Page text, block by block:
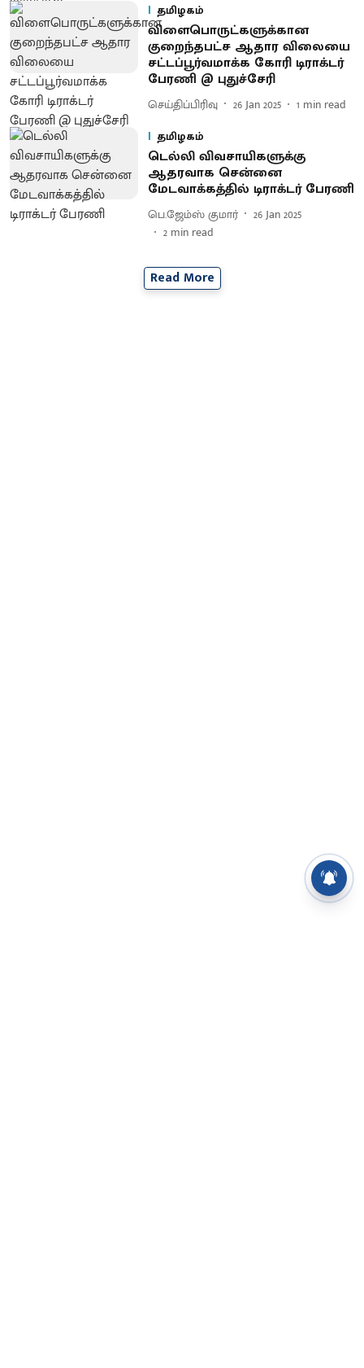
தமிழகம்
விளைபொருட்களுக்கான
குறைந்தபட்ச ஆதார விலையை
சட்டப்பூர்வமாக்க கோரி டிராக்டர்
பேரணி @ புதுச்சேரி
செய்திப்பிரிவு 26 Jan 2025 1 min read
தமிழகம்
டெல்லி விவசாயிகளுக்கு
ஆதரவாக சென்னை
மேடவாக்கத்தில் டிராக்டர் பேரணி
பெ.ஜேம்ஸ் குமார்
26 Jan 2025
2 min read
Read More